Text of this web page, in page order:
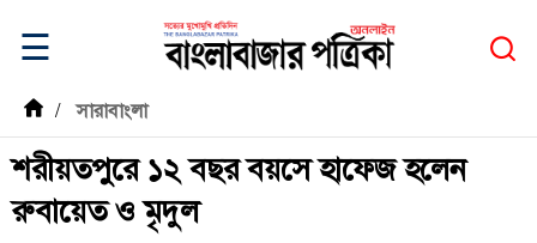
☰
/ সারাবাংলা
শরীয়তপুরে ১২ বছর বয়সে হাফেজ হলেন
রুবায়েত ও মৃদুল